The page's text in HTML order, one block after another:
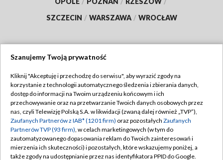
SZCZECIN / WARSZAWA / WROCŁAW
TVP
Abonament TVP
Emisja w TVP
Centrum informacji TVP
Naziemna Telewizja Cyfrowa
Regulamin TVP
Polityka prywatności
Moje zgody
Pomoc
Szanujemy Twoją prywatność
Kliknij "Akceptuję i przechodzę do serwisu", aby wyrazić zgody na
korzystanie z technologii automatycznego śledzenia i zbierania danych,
dostęp do informacji na Twoim urządzeniu końcowym i ich
przechowywanie oraz na przetwarzanie Twoich danych osobowych przez
nas, czyli Telewizję Polską S.A. w likwidacji (zwaną dalej również „TVP”),
Zaufanych Partnerów z IAB* (1201 firm) oraz pozostałych Zaufanych
Partnerów TVP (93 firm), w celach marketingowych (w tym do
zautomatyzowanego dopasowania reklam do Twoich zainteresowań i
mierzenia ich skuteczności) i pozostałych, które wskazujemy poniżej, a
także zgody na udostępnianie przez nas identyfikatora PPID do Google.